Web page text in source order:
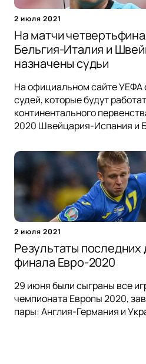
2 июля 2021
На матчи
Бельгия-Италия и
назначены судьи
На официальном сайте УЕФА
судей, которые будут
континентального
2020 Швейцария-Испания и
2 июля 2021
Результаты последних
финала Евро-2020
29 июня были сыграны все
чемпионата Европы 2020,
пары: Англия-Германия и